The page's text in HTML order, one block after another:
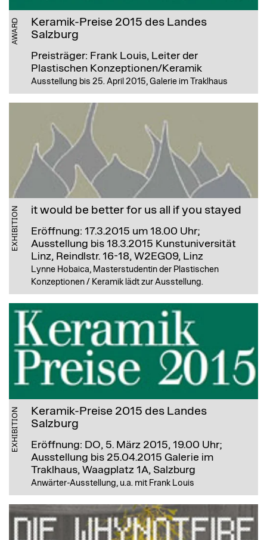
AWARD
Keramik-Preise 2015 des Landes
Salzburg
Preisträger: Frank Louis, Leiter der
Plastischen Konzeptionen/Keramik
Ausstellung bis 25. April 2015, Galerie im Traklhaus
EXHIBITION it would be better for us all if you stayed
Eröffnung: 17.3.2015 um 18.00 Uhr;
Ausstellung bis 18.3.2015 Kunstuniversität
Linz, Reindlstr. 16-18, W2EG09, Linz
Lynne Hobaica, Masterstudentin der Plastischen
Konzeptionen / Keramik lädt zur Ausstellung.
EXHIBITION
Keramik-Preise 2015 des Landes
Salzburg
Eröffnung: DO, 5. März 2015, 19.00 Uhr;
Ausstellung bis 25.04.2015 Galerie im
Traklhaus, Waagplatz 1A, Salzburg
Anwärter-Ausstellung, u.a. mit Frank Louis